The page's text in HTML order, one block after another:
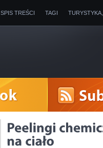
SPIS TREŚCI TAGI